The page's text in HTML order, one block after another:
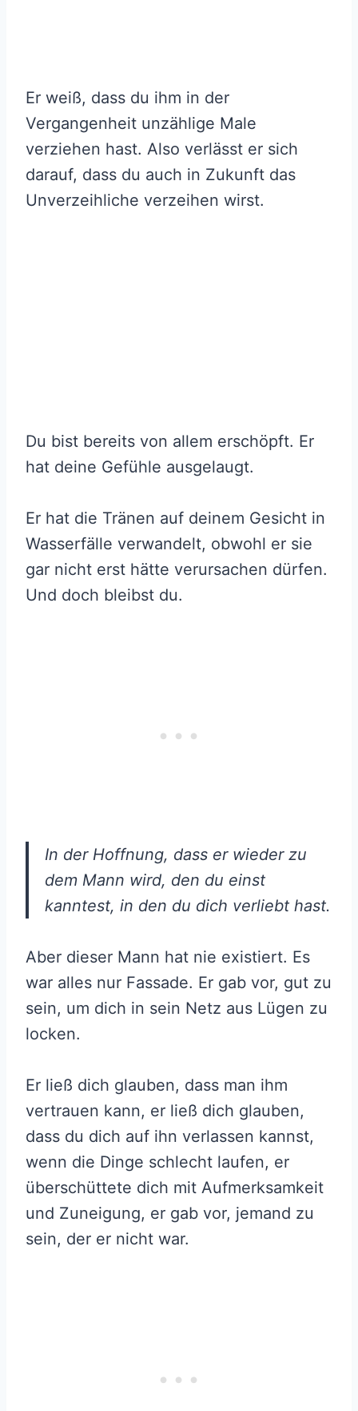
Er weiß, dass du ihm in der
Vergangenheit unzählige Male
verziehen hast. Also verlässt er sich
darauf, dass du auch in Zukunft das
Unverzeihliche verzeihen wirst.
Du bist bereits von allem erschöpft. Er
hat deine Gefühle ausgelaugt.
Er hat die Tränen auf deinem Gesicht in
Wasserfälle verwandelt, obwohl er sie
gar nicht erst hätte verursachen dürfen.
Und doch bleibst du.
In der Hoffnung, dass er wieder zu
dem Mann wird, den du einst
kanntest, in den du dich verliebt hast.
Aber dieser Mann hat nie existiert. Es
war alles nur Fassade. Er gab vor, gut zu
sein, um dich in sein Netz aus Lügen zu
locken.
Er ließ dich glauben, dass man ihm
vertrauen kann, er ließ dich glauben,
dass du dich auf ihn verlassen kannst,
wenn die Dinge schlecht laufen, er
überschüttete dich mit Aufmerksamkeit
und Zuneigung, er gab vor, jemand zu
sein, der er nicht war.